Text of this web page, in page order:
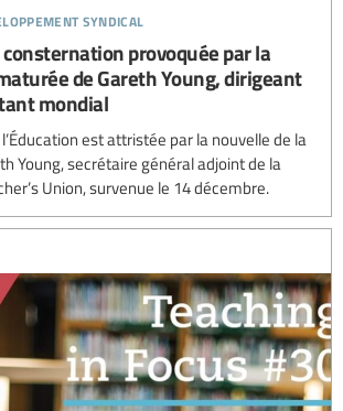
syndical
provoquée par la
de Gareth Young, dirigeant
mondial
est attristée par la nouvelle de la
Young, secrétaire général adjoint de la
Union, survenue le 14 décembre.